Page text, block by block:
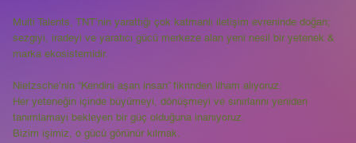
Multi Talents, TNT’nin yarattığı çok katmanlı iletişim evreninde doğan;
sezgiyi, iradeyi ve yaratıcı gücü merkeze alan yeni nesil bir yetenek &
marka ekosistemidir.
Nietzsche’nin “Kendini aşan insan” fikrinden ilham alıyoruz:
Her yeteneğin içinde büyümeyi, dönüşmeyi ve sınırlarını yeniden
tanımlamayı bekleyen bir güç olduğuna inanıyoruz.
Bizim işimiz, o gücü görünür kılmak.